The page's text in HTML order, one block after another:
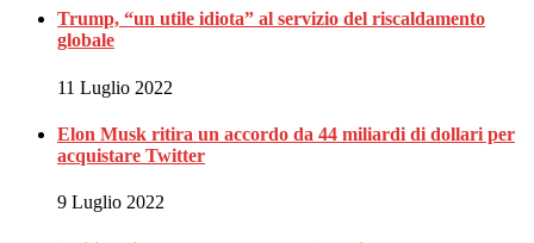
Trump, “un utile idiota” al servizio del riscaldamento
globale
11 Luglio 2022
Elon Musk ritira un accordo da 44 miliardi di dollari per
acquistare Twitter
9 Luglio 2022